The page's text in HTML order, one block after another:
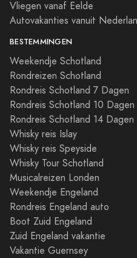
Vliegen vanaf Eelde
Autovakanties vanuit
BESTEMMINGEN
Weekendje Schotland
Rondreizen Schotland
Rondreis Schotland 7 Dagen
Rondreis Schotland 10 Dagen
Rondreis Schotland 14 Dagen
Whisky reis Islay
Whisky reis Speyside
Whisky Tour Schotland
Musicalreizen Londen
Weekendje Engeland
Rondreis Engeland auto
Boot Zuid Engeland
Zuid Engeland vakantie
Vakantie Guernsey